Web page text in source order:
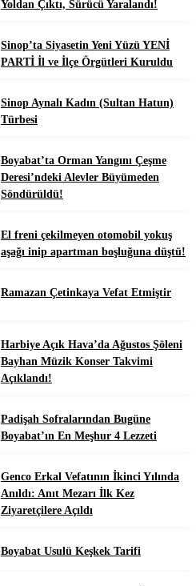
Yoldan Çıktı, Sürücü Yaralandı!
Sinop’ta Siyasetin Yeni Yüzü YENİ
PARTİ İl ve İlçe Örgütleri Kuruldu
Sinop Aynalı Kadın (Sultan Hatun)
Türbesi
Boyabat’ta Orman Yangını Çeşme
Deresi’ndeki Alevler Büyümeden
Söndürüldü!
El freni çekilmeyen otomobil yokuş
aşağı inip apartman boşluğuna düştü!
Ramazan Çetinkaya Vefat Etmiştir
Harbiye Açık Hava’da Ağustos Şöleni
Bayhan Müzik Konser Takvimi
Açıklandı!
Padişah Sofralarından Bugüne
Boyabat’ın En Meşhur 4 Lezzeti
Genco Erkal Vefatının İkinci Yılında
Anıldı: Anıt Mezarı İlk Kez
Ziyaretçilere Açıldı
Boyabat Usulü Keşkek Tarifi